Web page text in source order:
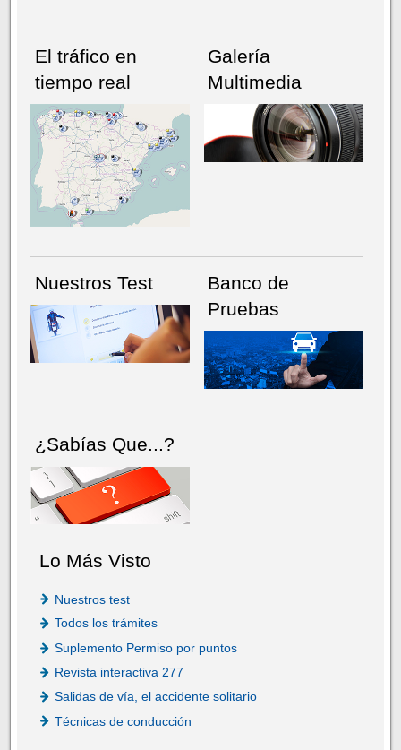
NÚMERO ACTUALHEMEROTECA
El tráfico en
tiempo real
Galería
Multimedia
Nuestros Test
Banco de
Pruebas
¿Sabías Que...?
Lo Más Visto
Nuestros test
Todos los trámites
Suplemento Permiso por puntos
Revista interactiva 277
Salidas de vía, el accidente solitario
Técnicas de conducción